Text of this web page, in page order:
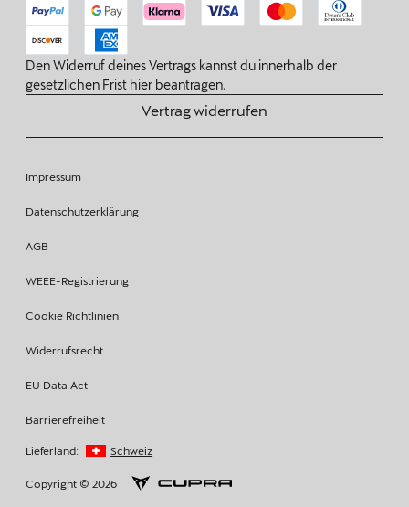
Den Widerruf deines Vertrags kannst du innerhalb der
gesetzlichen Frist hier beantragen.
Vertrag widerrufen
Impressum
Datenschutzerklärung
AGB
WEEE-Registrierung
Cookie Richtlinien
Widerrufsrecht
EU Data Act
Barrierefreiheit
Lieferland: Schweiz
Copyright © 2026